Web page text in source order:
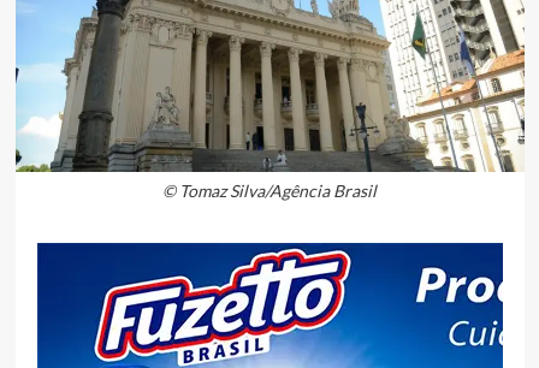
© Tomaz Silva/Agência Brasil